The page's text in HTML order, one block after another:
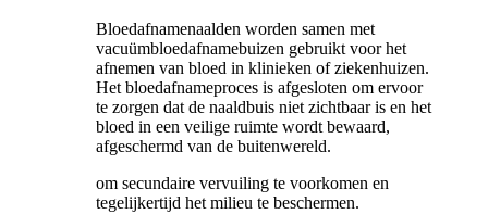
Bloedafnamenaalden worden samen met
vacuümbloedafnamebuizen gebruikt voor het
afnemen van bloed in klinieken of ziekenhuizen.
Het bloedafnameproces is afgesloten om ervoor
te zorgen dat de naaldbuis niet zichtbaar is en het
bloed in een veilige ruimte wordt bewaard,
afgeschermd van de buitenwereld.
om secundaire vervuiling te voorkomen en
tegelijkertijd het milieu te beschermen.